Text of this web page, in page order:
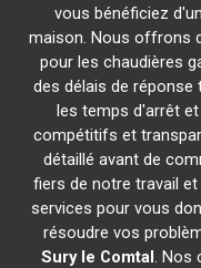
vous bénéficiez
maison. Nous offrons
pour les chaudières
des délais de
les temps d'arrêt
compétitifs et
détaillé avant de
fiers de notre travail
services pour vous
résoudre vos
Sury le Comtal. Nos